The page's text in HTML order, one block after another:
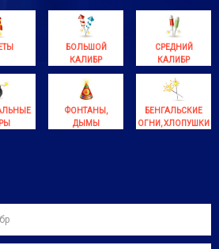
БОЛЬШОЙ
КАЛИБР
СРЕДНИЙ
КАЛИБР
ФОНТАНЫ,
ДЫМЫ
БЕНГАЛЬСКИЕ
ОГНИ, ХЛОПУШКИ